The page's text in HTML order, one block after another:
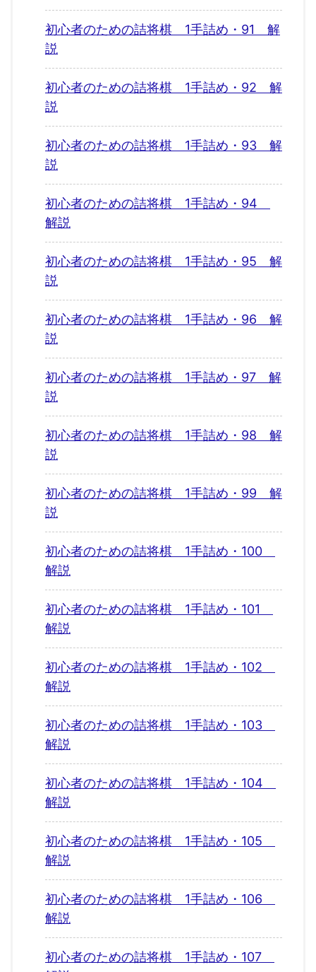
初心者のための詰将棋 1手詰め・91 解
説
初心者のための詰将棋 1手詰め・92 解
説
初心者のための詰将棋 1手詰め・93 解
説
初心者のための詰将棋 1手詰め・94
解説
初心者のための詰将棋 1手詰め・95 解
説
初心者のための詰将棋 1手詰め・96 解
説
初心者のための詰将棋 1手詰め・97 解
説
初心者のための詰将棋 1手詰め・98 解
説
初心者のための詰将棋 1手詰め・99 解
説
初心者のための詰将棋 1手詰め・100
解説
初心者のための詰将棋 1手詰め・101
解説
初心者のための詰将棋 1手詰め・102
解説
初心者のための詰将棋 1手詰め・103
解説
初心者のための詰将棋 1手詰め・104
解説
初心者のための詰将棋 1手詰め・105
解説
初心者のための詰将棋 1手詰め・106
解説
初心者のための詰将棋 1手詰め・107